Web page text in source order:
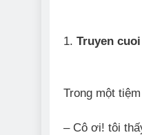
1. Truyen
Trong một
– Cô ơi! tôi